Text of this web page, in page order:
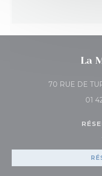
La
70 RUE DE
01